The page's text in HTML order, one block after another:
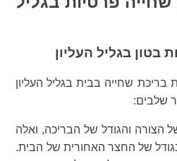
בגליל העליון
שחייה בבית בגליל העליון
שלבים:
הצורה והגודל של הבריכה, ואלה
של החצר האחורית של הבית.